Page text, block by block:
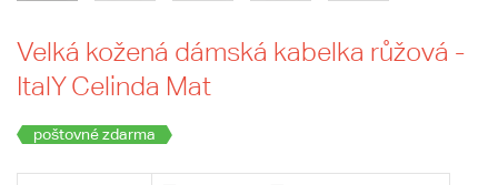
Velká kožená dámská kabelka růžová -
ItalY Celinda Mat
poštovné zdarma